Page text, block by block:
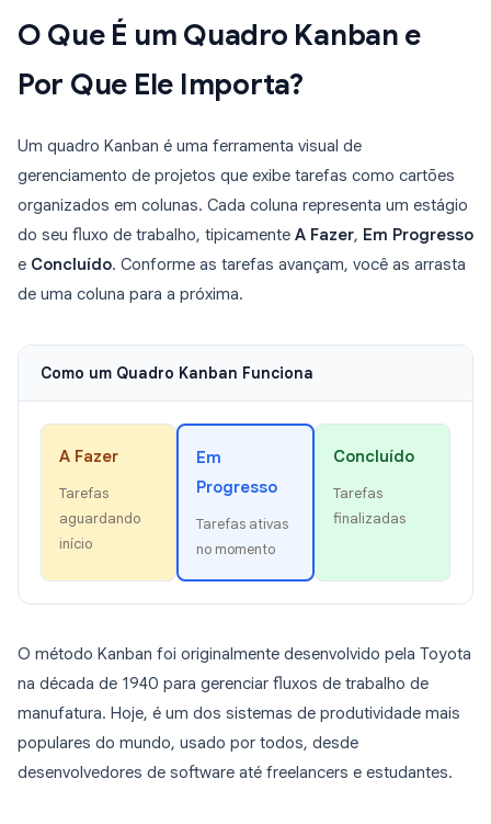
O Que É um Quadro Kanban e
Por Que Ele Importa?
Um quadro Kanban é uma ferramenta visual de
gerenciamento de projetos que exibe tarefas como cartões
organizados em colunas. Cada coluna representa um estágio
do seu fluxo de trabalho, tipicamente A Fazer, Em Progresso
e Concluído. Conforme as tarefas avançam, você as arrasta
de uma coluna para a próxima.
Como um Quadro Kanban Funciona
A Fazer
Tarefas
aguardando
início
Em
Progresso
Tarefas ativas
no momento
Concluído
Tarefas
finalizadas
O método Kanban foi originalmente desenvolvido pela Toyota
na década de 1940 para gerenciar fluxos de trabalho de
manufatura. Hoje, é um dos sistemas de produtividade mais
populares do mundo, usado por todos, desde
desenvolvedores de software até freelancers e estudantes.